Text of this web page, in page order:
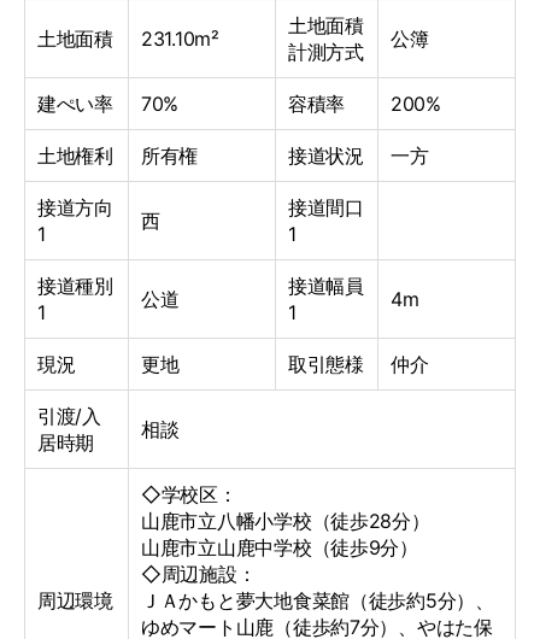
土地面積 231.10m²
土地面積
計測方式
公簿
建ぺい率 70% 容積率 200%
土地権利 所有権 接道状況 一方
接道方向
1
西
接道間口
1
接道種別
1
公道
接道幅員
1
4m
現況 更地 取引態様 仲介
引渡/入
居時期
相談
周辺環境
◇学校区：
山鹿市立八幡小学校（徒歩28分）
山鹿市立山鹿中学校（徒歩9分）
◇周辺施設：
ＪＡかもと夢大地食菜館（徒歩約5分）、
ゆめマート山鹿（徒歩約7分）、やはた保